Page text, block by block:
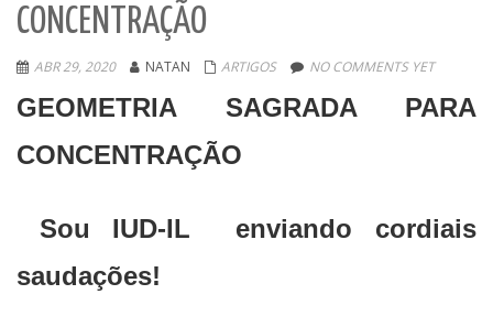
CONCENTRAÇÃO
ABR 29, 2020 NATAN ARTIGOS NO COMMENTS YET
GEOMETRIA SAGRADA PARA
CONCENTRAÇÃO
Sou IUD-IL enviando cordiais
saudações!